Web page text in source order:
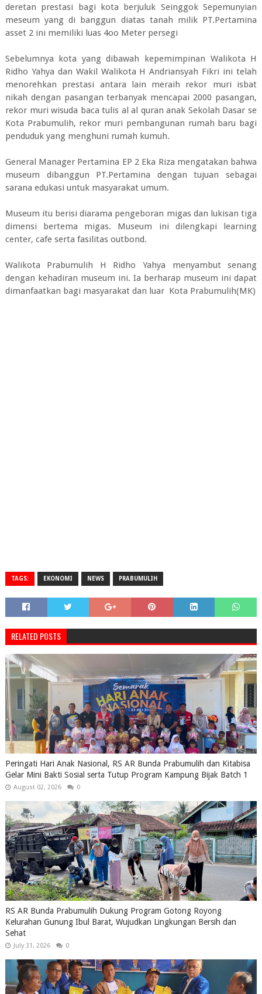
deretan prestasi bagi kota berjuluk Seinggok Sepemunyian
meseum yang di banggun diatas tanah milik PT.Pertamina
asset 2 ini memiliki luas 4oo Meter persegi
Sebelumnya kota yang dibawah kepemimpinan Walikota H
Ridho Yahya dan Wakil Walikota H Andriansyah Fikri ini telah
menorehkan prestasi antara lain meraih rekor muri isbat
nikah dengan pasangan terbanyak mencapai 2000 pasangan,
rekor muri wisuda baca tulis al al quran anak Sekolah Dasar se
Kota Prabumulih, rekor muri pembangunan rumah baru bagi
penduduk yang menghuni rumah kumuh.
General Manager Pertamina EP 2 Eka Riza mengatakan bahwa
museum dibanggun PT.Pertamina dengan tujuan sebagai
sarana edukasi untuk masyarakat umum.
Museum itu berisi diarama pengeboran migas dan lukisan tiga
dimensi bertema migas. Museum ini dilengkapi learning
center, cafe serta fasilitas outbond.
Walikota Prabumulih H Ridho Yahya menyambut senang
dengan kehadiran museum ini. Ia berharap museum ini dapat
dimanfaatkan bagi masyarakat dan luar Kota Prabumulih(MK)
TAGS: EKONOMI NEWS PRABUMULIH
RELATED POSTS
Peringati Hari Anak Nasional, RS AR Bunda Prabumulih dan Kitabisa
Gelar Mini Bakti Sosial serta Tutup Program Kampung Bijak Batch 1
August 02, 2026 0
RS AR Bunda Prabumulih Dukung Program Gotong Royong
Kelurahan Gunung Ibul Barat, Wujudkan Lingkungan Bersih dan
Sehat
July 31, 2026 0